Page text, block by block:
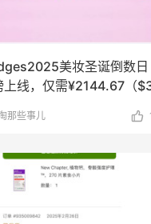
美妆圣诞倒数日
上线，仅需¥2144.67（
那些事儿